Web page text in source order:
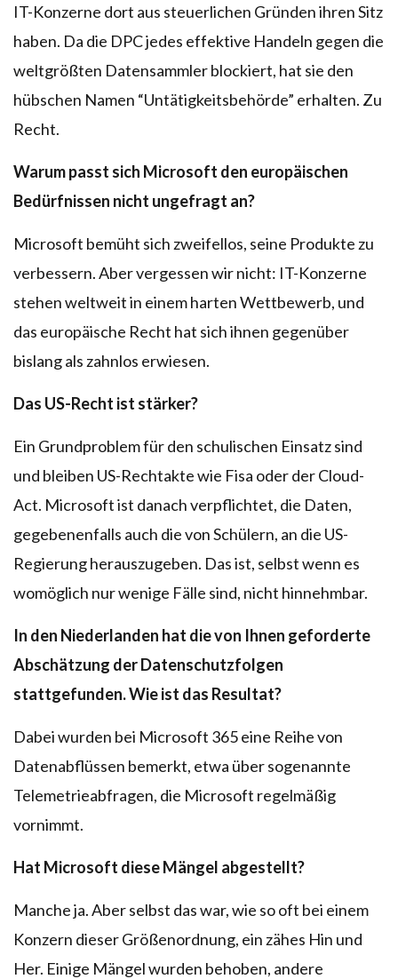
IT-Konzerne dort aus steuerlichen Gründen ihren Sitz
haben. Da die DPC jedes effektive Handeln gegen die
weltgrößten Datensammler blockiert, hat sie den
hübschen Namen “Untätigkeitsbehörde” erhalten. Zu
Recht.
Warum passt sich Microsoft den europäischen
Bedürfnissen nicht ungefragt an?
Microsoft bemüht sich zweifellos, seine Produkte zu
verbessern. Aber vergessen wir nicht: IT-Konzerne
stehen weltweit in einem harten Wettbewerb, und
das europäische Recht hat sich ihnen gegenüber
bislang als zahnlos erwiesen.
Das US-Recht ist stärker?
Ein Grundproblem für den schulischen Einsatz sind
und bleiben US-Rechtakte wie Fisa oder der Cloud-
Act. Microsoft ist danach verpflichtet, die Daten,
gegebenenfalls auch die von Schülern, an die US-
Regierung herauszugeben. Das ist, selbst wenn es
womöglich nur wenige Fälle sind, nicht hinnehmbar.
In den Niederlanden hat die von Ihnen geforderte
Abschätzung der Datenschutzfolgen
stattgefunden. Wie ist das Resultat?
Dabei wurden bei Microsoft 365 eine Reihe von
Datenabflüssen bemerkt, etwa über sogenannte
Telemetrieabfragen, die Microsoft regelmäßig
vornimmt.
Hat Microsoft diese Mängel abgestellt?
Manche ja. Aber selbst das war, wie so oft bei einem
Konzern dieser Größenordnung, ein zähes Hin und
Her. Einige Mängel wurden behoben, andere